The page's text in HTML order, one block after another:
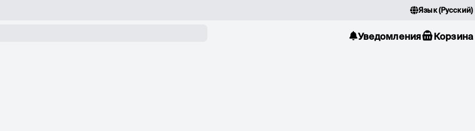
Язык(Русский)
Уведомления Корзина